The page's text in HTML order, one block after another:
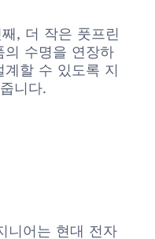
, 더 작은 풋프린
의 수명을 연장하
할 수 있도록 지
니다.
니어는 현대 전자